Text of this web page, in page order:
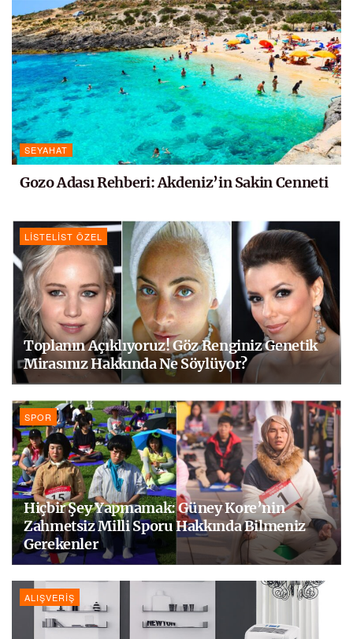
SEYAHAT
Gozo Adası Rehberi: Akdeniz’in Sakin Cenneti
LISTELIST ÖZEL
Toplanın Açıklıyoruz! Göz Renginiz Genetik
Mirasınız Hakkında Ne Söylüyor?
SPOR
Hiçbir Şey Yapmamak: Güney Kore’nin
Zahmetsiz Milli Sporu Hakkında Bilmeniz
Gerekenler
ALIŞVERIŞ